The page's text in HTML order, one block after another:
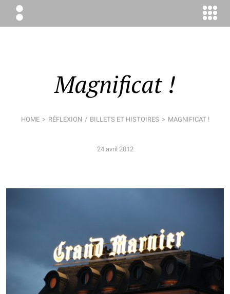
ÉLODIE
BOYER
Magnificat !
HOME RÉFLEXION BILLETS ET HISTOIRES MAGNIFICAT !
24 avril 2012